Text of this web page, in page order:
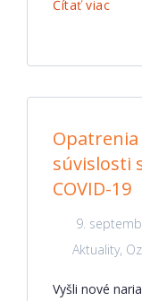
Čítať viac
súvislosti
COVID-19
9.
Aktuality,
Vyšli nové